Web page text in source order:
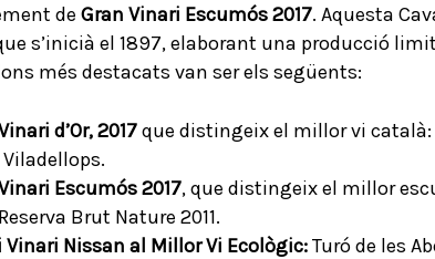
de Gran Vinari Escumós 2017. Aquesta
s’inicià el 1897, elaborant una producció
més destacats van ser els següents:
d’Or, 2017que distingeix el millor vi català:
Escumós 2017, que distingeix el millor
Brut Nature 2011.
Vinari Nissan al Millor Vi Ecològic:Turó de les